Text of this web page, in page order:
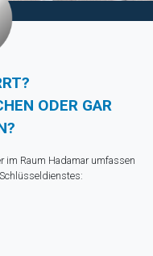
ODER GAR
im Raum Hadamar umfassen